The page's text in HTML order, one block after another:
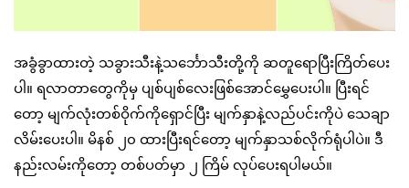
အခွံခွာထားတဲ့ သခွားသီးနဲ့သင်္ဘောသီးတို့ကို ဆတူရောပြီးကြိတ်ပေး
ပါ။ ရလာတာတွေကိုမှ ပျစ်ပျစ်လေးဖြစ်အောင်မွှေပေးပါ။ ပြီးရင်
တော့ မျက်လုံးတစ်ဝိုက်ကိုရှောင်ပြီး မျက်နှာနဲ့လည်ပင်းကိုပဲ သေချာ
လိမ်းပေးပါ။ မိနစ် ၂၀ ထားပြီးရင်တော့ မျက်နှာသစ်လိုက်ရုံပါပဲ။ ဒီ
နည်းလမ်းကိုတော့ တစ်ပတ်မှာ ၂ ကြိမ် လုပ်ပေးရပါမယ်။